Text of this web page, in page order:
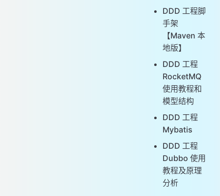
DDD 工程脚
手架
【Maven 本
地版】
DDD 工程
RocketMQ
使用教程和
模型结构
DDD 工程
Mybatis
DDD 工程
Dubbo 使用
教程及原理
分析